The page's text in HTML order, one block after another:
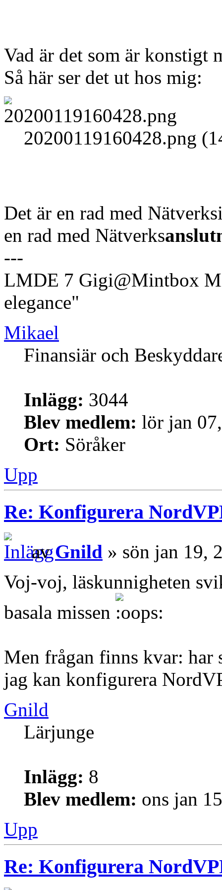
Vad är det som är konstigt
Så här ser det ut hos mig:
20200119160428.png
Det är en rad med
en rad med Nätverks
---
LMDE 7 Gigi@Mintbox
elegance"
Mikael
Finansiär och
Inlägg: 3044
Blev medlem: lör jan
Ort: Söråker
Upp
Re: Konfigurera
avGnild » sön jan 19,
Voj-voj, läskunnigheten
basala missen
Men frågan finns kvar: har
jag kan konfigurera
Gnild
Lärjunge
Inlägg: 8
Blev medlem: ons jan
Upp
Re: Konfigurera